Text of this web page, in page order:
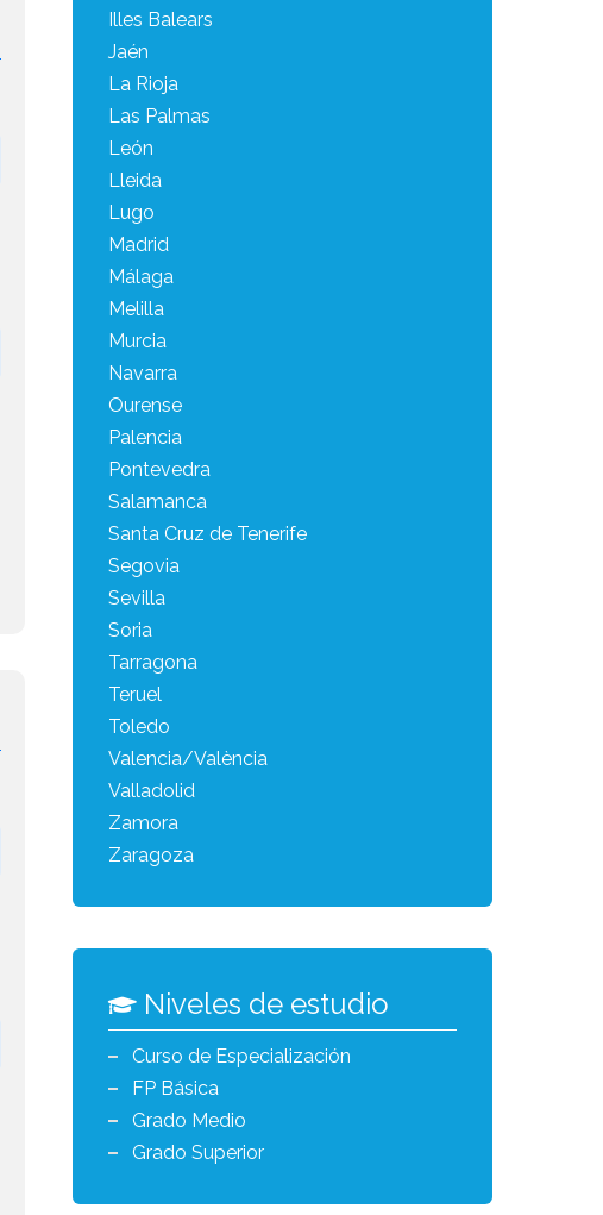
Illes Balears
Jaén
La Rioja
Las Palmas
León
Lleida
Lugo
Madrid
Málaga
Melilla
Murcia
Navarra
Ourense
Palencia
Pontevedra
Salamanca
Santa Cruz de Tenerife
Segovia
Sevilla
Soria
Tarragona
Teruel
Toledo
Valencia/València
Valladolid
Zamora
Zaragoza
Niveles de estudio
Curso de Especialización
FP Básica
Grado Medio
Grado Superior